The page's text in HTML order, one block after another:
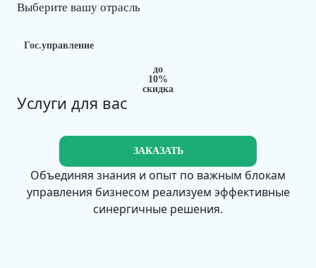
Гос.управление
Выберите вашу отрасль
до
10%
скидка
Услуги для вас
ЗАКАЗАТЬ
Объединяя знания и опыт по важным блокам
управления бизнесом реализуем эффективные
синергичные решения.